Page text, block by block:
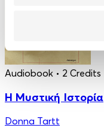
Audiobook • 2 Credits
Η Μυστική Ιστορία
Donna Tartt